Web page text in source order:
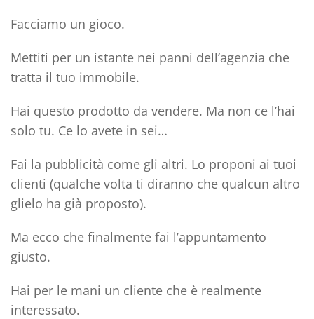
Facciamo un gioco.
Mettiti per un istante nei panni dell’agenzia che
tratta il tuo immobile.
Hai questo prodotto da vendere. Ma non ce l’hai
solo tu. Ce lo avete in sei…
Fai la pubblicità come gli altri. Lo proponi ai tuoi
clienti (qualche volta ti diranno che qualcun altro
glielo ha già proposto).
Ma ecco che finalmente fai l’appuntamento
giusto.
Hai per le mani un cliente che è realmente
interessato.